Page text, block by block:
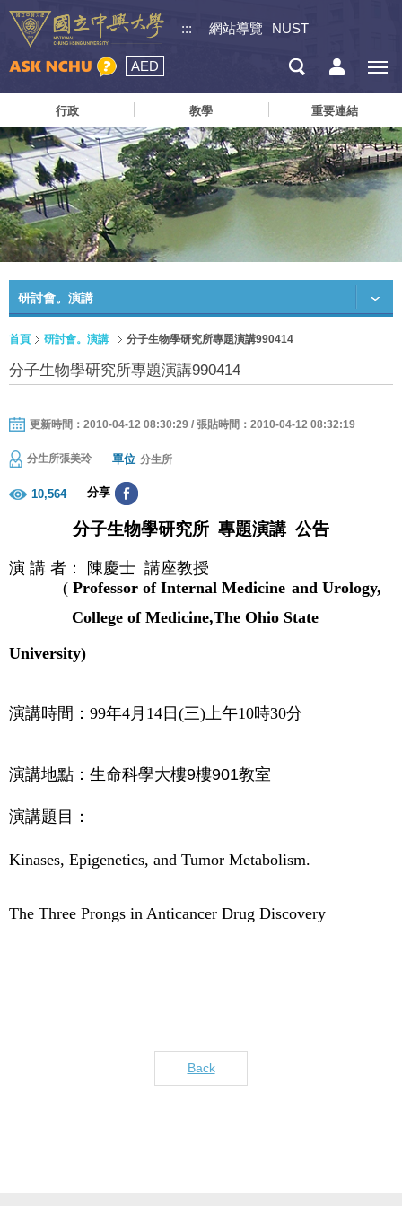
::: 網站導覽 NUST
AED
行政 教學 重要連結
研討會。演講
首頁 研討會。演講 分子生物學研究所專題演講990414
分子生物學研究所專題演講990414
更新時間：2010-04-12 08:30:29 / 張貼時間：2010-04-12 08:32:19
分生所張美玲 單位 分生所
10,564 分享
分子生物學研究所 專題演講 公告
演 講 者：
陳慶士 講座教授
( Professor of Internal Medicine and Urology,
College of Medicine,The Ohio State
University)
演講時間： 99年4 月14日(三)上午10時30分
演講地點：生命科學大樓9樓901教室
演講題目：
Kinases, Epigenetics, and Tumor Metabolism.
The Three Prongs in Anticancer Drug Discovery
Back